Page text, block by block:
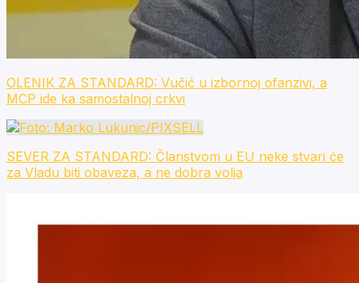
OLENIK ZA STANDARD: Vučić u izbornoj ofanzivi, a
MCP ide ka samostalnoj crkvi
SEVER ZA STANDARD: Članstvom u EU neke stvari će
za Vladu biti obaveza, a ne dobra volja